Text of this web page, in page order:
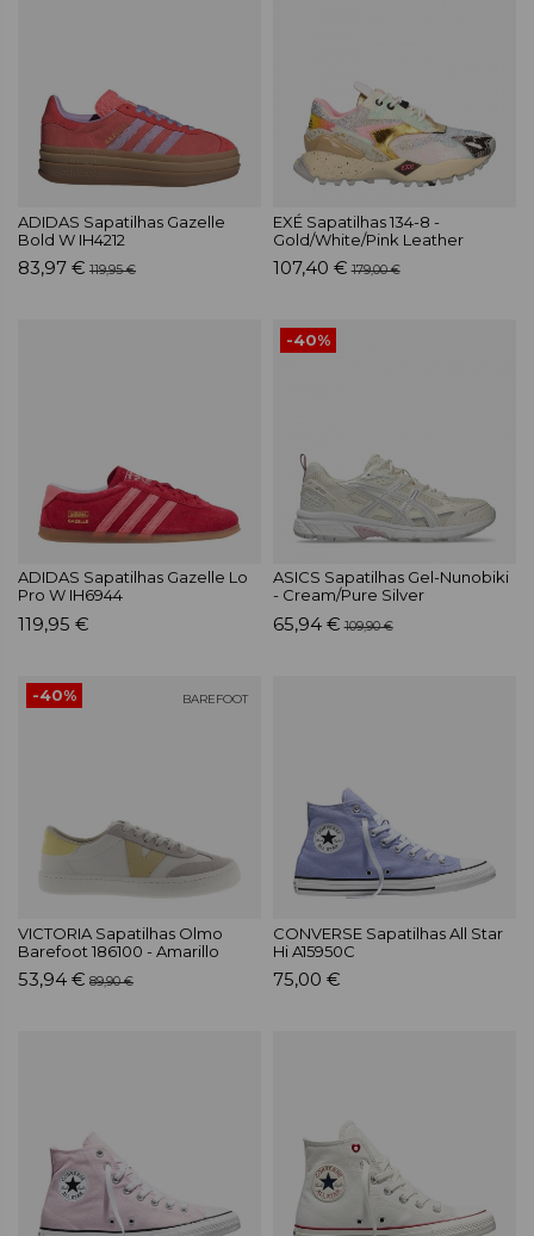
ADIDAS Sapatilhas Gazelle
Bold W IH4212
83,97 € 119,95 €
EXÉ Sapatilhas 134-8 -
Gold/White/Pink Leather
107,40 € 179,00 €
ADIDAS Sapatilhas Gazelle Lo
Pro W IH6944
119,95 €
-40%
ASICS Sapatilhas Gel-Nunobiki
- Cream/Pure Silver
65,94 € 109,90 €
BAREFOOT
-40%
VICTORIA Sapatilhas Olmo
Barefoot 186100 - Amarillo
53,94 € 89,90 €
CONVERSE Sapatilhas All Star
Hi A15950C
75,00 €